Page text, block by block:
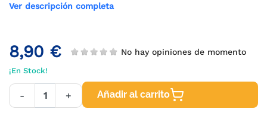
Ver descripción completa
8,90 € No hay opiniones de momento
¡En Stock!
- + Añadir al carrito